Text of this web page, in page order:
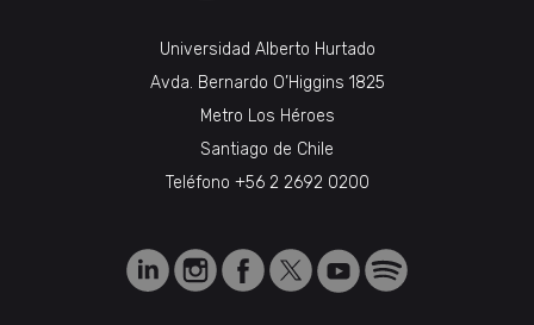
Universidad Alberto Hurtado
Avda. Bernardo O’Higgins 1825
Metro Los Héroes
Santiago de Chile
Teléfono +56 2 2692 0200